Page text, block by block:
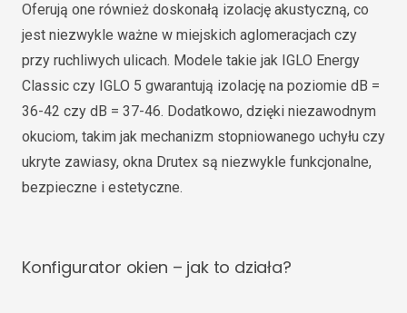
Oferują one również doskonałą izolację akustyczną, co
jest niezwykle ważne w miejskich aglomeracjach czy
przy ruchliwych ulicach. Modele takie jak IGLO Energy
Classic czy IGLO 5 gwarantują izolację na poziomie dB =
36-42 czy dB = 37-46. Dodatkowo, dzięki niezawodnym
okuciom, takim jak mechanizm stopniowanego uchyłu czy
ukryte zawiasy, okna Drutex są niezwykle funkcjonalne,
bezpieczne i estetyczne.
Konfigurator okien – jak to działa?